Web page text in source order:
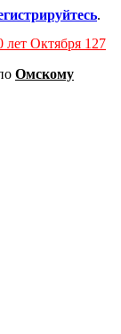
.
лет Октября 127
Омскому